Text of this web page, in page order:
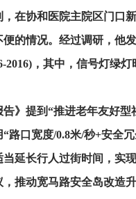
在协和医院主院区门口
的情况。经过调研，他
2016)，其中，信号灯绿
告》提到“推进老年友好
“路口宽度/0.8米/秒+安全
延长行人过街时间，实
，推动宽马路安全岛改造